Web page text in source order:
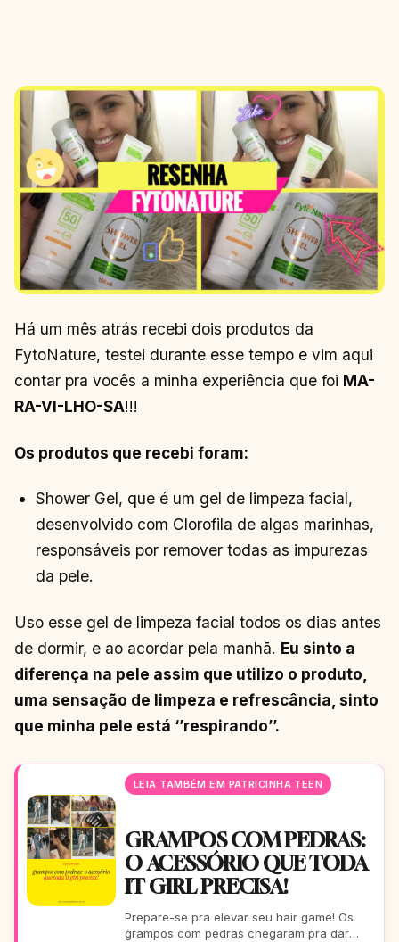
Há um mês atrás recebi dois produtos da
FytoNature, testei durante esse tempo e vim aqui
contar pra vocês a minha experiência que foi MA-
RA-VI-LHO-SA!!!
Os produtos que recebi foram:
Shower Gel, que é um gel de limpeza facial,
desenvolvido com Clorofila de algas marinhas,
responsáveis por remover todas as impurezas
da pele.
Uso esse gel de limpeza facial todos os dias antes
de dormir, e ao acordar pela manhã. Eu sinto a
diferença na pele assim que utilizo o produto,
uma sensação de limpeza e refrescância, sinto
que minha pele está ‘’respirando’’.
LEIA TAMBÉM EM PATRICINHA TEEN
GRAMPOS COM PEDRAS:
O ACESSÓRIO QUE TODA
IT GIRL PRECISA!
Prepare-se pra elevar seu hair game! Os
grampos com pedras chegaram pra dar